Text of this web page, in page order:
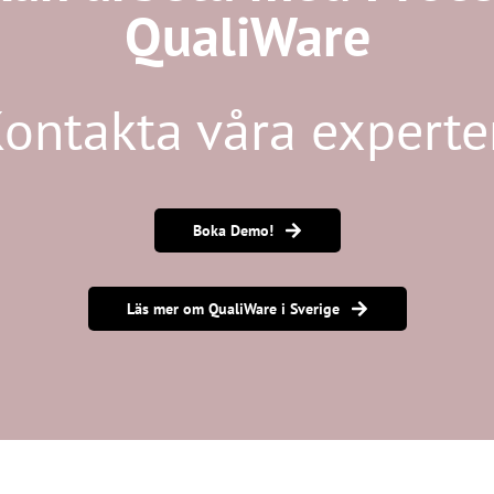
QualiWare
våra
Boka Demo!
Läs mer om QualiWare i Sverige